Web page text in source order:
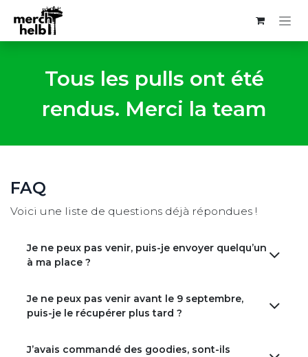
Se rendre au contenu
Tous les pulls ont été
rendus. Merci la team
FAQ
Voici une liste de questions déjà répondues !
Je ne peux pas venir, puis-je envoyer quelqu’un
à ma place ?
Je ne peux pas venir avant le 9 septembre,
puis-je le récupérer plus tard ?
J’avais commandé des goodies, sont-ils